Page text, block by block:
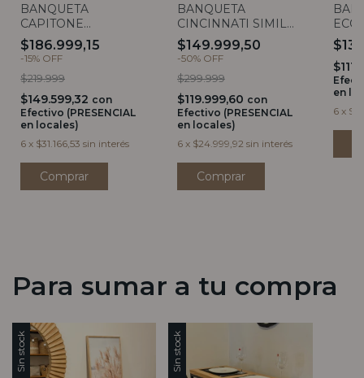
BANQUETA
CAPITONE
ECOCUERO BLANCA
$186.999,15
-15% OFF
$219.999
$149.599,32 con
Efectivo (PRESENCIAL
en locales)
6 x $31.166,53 sin interés
BANQUETA
CINCINNATI SIMIL
RATTAN RESPALDO
ALTO
$149.999,50
-50% OFF
$299.999
$119.999,60 con
Efectivo (PRESENCIAL
en locales)
6 x $24.999,92 sin interés
en
6 x
Para sumar a tu compra
Sin stock Sin stock